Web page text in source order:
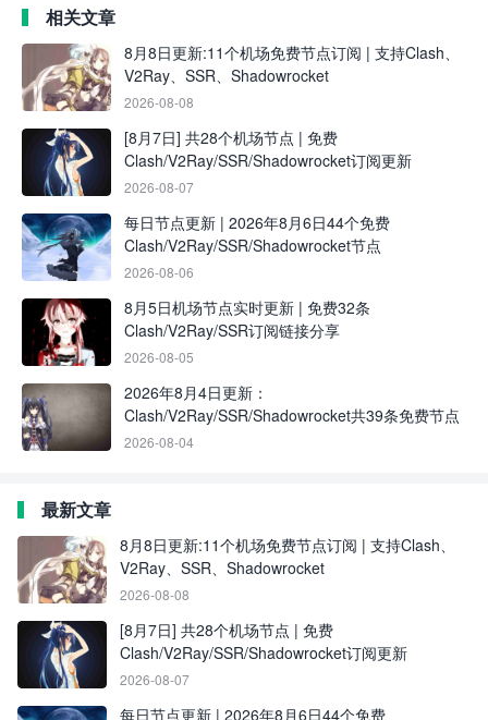
相关文章
8月8日更新:11个机场免费节点订阅 | 支持Clash、
V2Ray、SSR、Shadowrocket
2026-08-08
[8月7日] 共28个机场节点 | 免费
Clash/V2Ray/SSR/Shadowrocket订阅更新
2026-08-07
每日节点更新 | 2026年8月6日44个免费
Clash/V2Ray/SSR/Shadowrocket节点
2026-08-06
8月5日机场节点实时更新 | 免费32条
Clash/V2Ray/SSR订阅链接分享
2026-08-05
2026年8月4日更新：
Clash/V2Ray/SSR/Shadowrocket共39条免费节点
2026-08-04
最新文章
8月8日更新:11个机场免费节点订阅 | 支持Clash、
V2Ray、SSR、Shadowrocket
2026-08-08
[8月7日] 共28个机场节点 | 免费
Clash/V2Ray/SSR/Shadowrocket订阅更新
2026-08-07
每日节点更新 | 2026年8月6日44个免费